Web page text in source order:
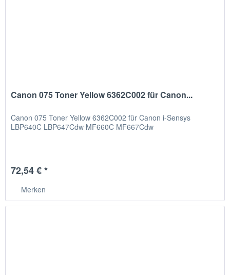
Canon 075 Toner Yellow 6362C002 für Canon...
Canon 075 Toner Yellow 6362C002 für Canon i-Sensys
LBP640C LBP647Cdw MF660C MF667Cdw
72,54 € *
Merken